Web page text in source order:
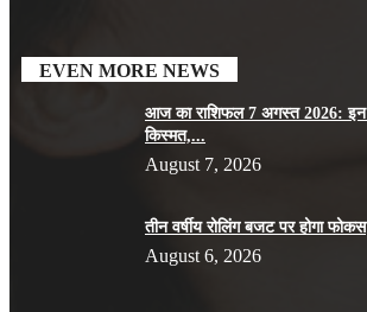
EVEN MORE NEWS
आज का राशिफल 7 अगस्त 2026: इन
किस्मत,...
August 7, 2026
तीन वर्षीय रोलिंग बजट पर होगा फोकस
August 6, 2026